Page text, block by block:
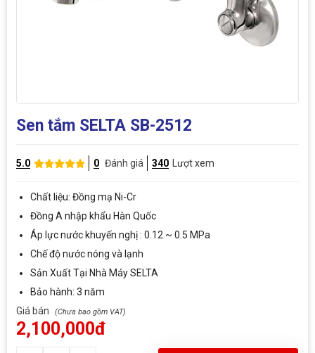
Sen tắm SELTA SB-2512
5.0 0 Đánh giá 340 Lượt xem
Chất liệu: Đồng mạ Ni-Cr
Đồng A nhập khẩu Hàn Quốc
Áp lực nước khuyến nghị : 0.12 ~ 0.5 MPa
Chế độ nước nóng và lạnh
Sản Xuất Tại Nhà Máy SELTA
Bảo hành: 3 năm
Giá bán
2,100,000đ